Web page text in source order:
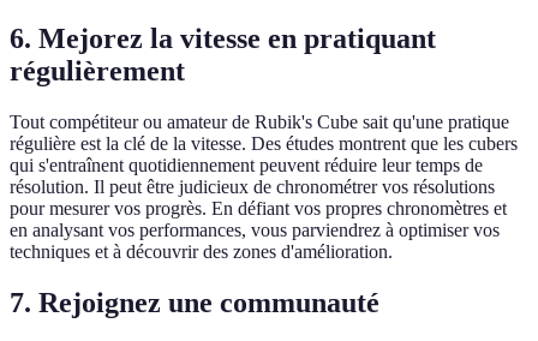
6. Mejorez la vitesse en pratiquant
régulièrement
Tout compétiteur ou amateur de Rubik's Cube sait qu'une pratique
régulière est la clé de la vitesse. Des études montrent que les cubers
qui s'entraînent quotidiennement peuvent réduire leur temps de
résolution. Il peut être judicieux de chronométrer vos résolutions
pour mesurer vos progrès. En défiant vos propres chronomètres et
en analysant vos performances, vous parviendrez à optimiser vos
techniques et à découvrir des zones d'amélioration.
7. Rejoignez une communauté